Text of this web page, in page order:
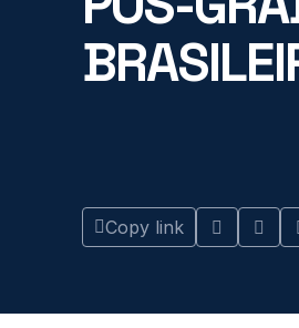
Copy link